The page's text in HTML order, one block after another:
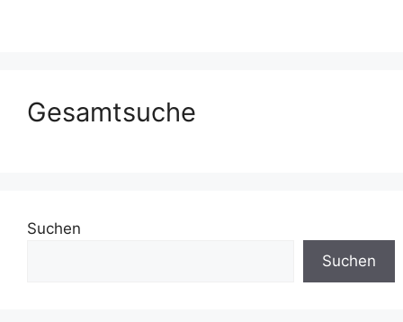
Gesamtsuche
Suchen
Suchen